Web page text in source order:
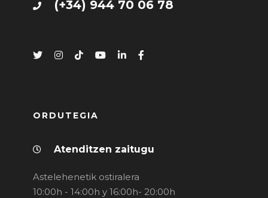
(+34) 944 70 06 78
ORDUTEGIA
Atenditzen zaitugu
Astelehenetik ostiralera
10:00h - 14:00h y 16:00h- 20:00h